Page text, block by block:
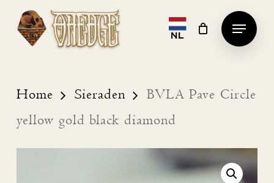
Skip
content
NL
Menu
Home Sieraden
BVLA Pave Circle
yellow gold black diamond